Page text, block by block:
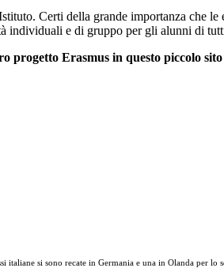
Certi della grande importanza che
individuali e di gruppo per gli alunni di
progetto Erasmus in questo piccolo
si sono recate in Germania e una in Olanda per